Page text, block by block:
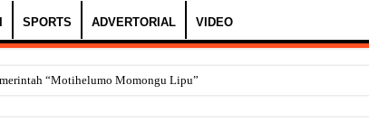
SPORTS ADVERTORIAL VIDEO